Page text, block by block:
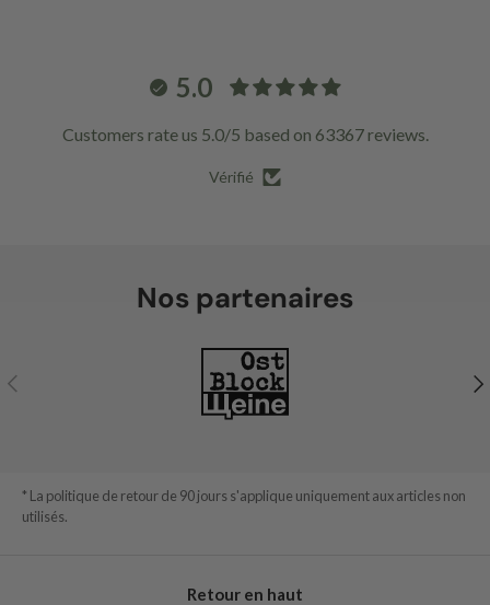
5.0
Customers rate us 5.0/5 based on 63367 reviews.
Vérifié
Nos partenaires
Précédent
* La politique de retour de 90 jours s'applique uniquement aux articles non
utilisés.
Retour en haut